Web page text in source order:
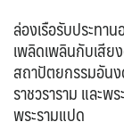
ล่องเรือรับประทา
เพลิดเพลินกับเสี
สถาปัตยกรรมอัน
ราชวราราม และพ
พระรามแปด